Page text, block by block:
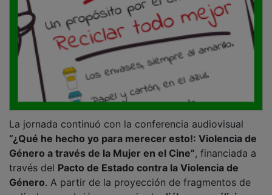
“¿Qué he hecho yo para merecer esto!: Violencia de
Género a través de la Mujer en el Cine”, financiada a
través delPacto de Estado contra la Violencia de
Género. A partir de la proyección de fragmentos de
películas, se abrió un espacio dediálogo y análisiscon